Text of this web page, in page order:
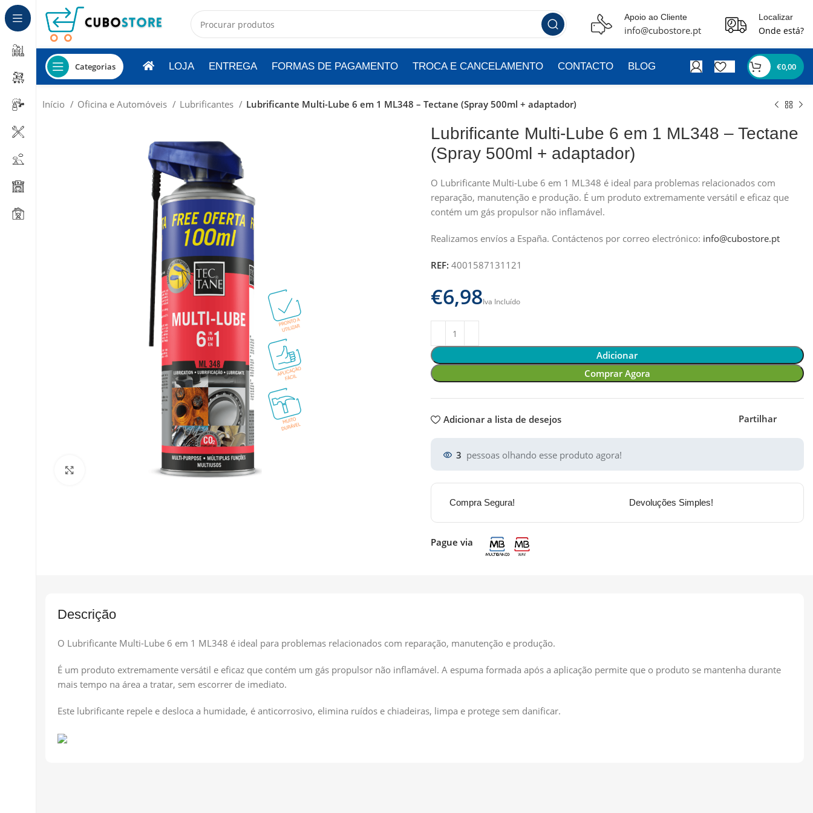
Apoio ao Cliente
info@cubostore.pt
Localizar
Onde está?
Categorias LOJA ENTREGA FORMAS DE PAGAMENTO TROCA E CANCELAMENTO CONTACTO BLOG €0,00
Início Oficina e Automóveis Lubrificantes Lubrificante Multi-Lube 6 em 1 ML348 – Tectane (Spray 500ml + adaptador)
Clique para ampliar
Lubrificante Multi-Lube 6 em 1 ML348 – Tectane
(Spray 500ml + adaptador)
O Lubrificante Multi-Lube 6 em 1 ML348 é ideal para problemas relacionados com
reparação, manutenção e produção. É um produto extremamente versátil e eficaz que
contém um gás propulsor não inflamável.
Realizamos envíos a España. Contáctenos por correo electrónico: info@cubostore.pt
REF: 4001587131121
€
Adicionar
Comprar Agora
Adicionar a lista de desejos Partilhar
3 pessoas olhando esse produto agora!
Compra Segura! Devoluções Simples!
Pague via
Descrição
O Lubrificante Multi-Lube 6 em 1 ML348 é ideal para problemas relacionados com reparação, manutenção e produção.
É um produto extremamente versátil e eficaz que contém um gás propulsor não inflamável. A espuma formada após a aplicação permite que o produto se mantenha durante
mais tempo na área a tratar, sem escorrer de imediato.
Este lubrificante repele e desloca a humidade, é anticorrosivo, elimina ruídos e chiadeiras, limpa e protege sem danificar.